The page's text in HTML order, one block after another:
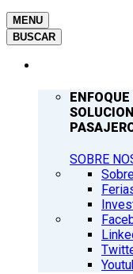
MENU
BUSCAR
SOBRE